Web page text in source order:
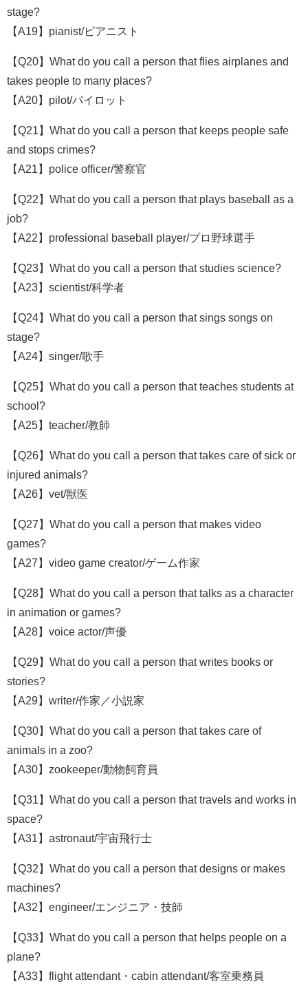
stage?
【A19】pianist/ピアニスト
【Q20】What do you call a person that flies airplanes and
takes people to many places?
【A20】pilot/パイロット
【Q21】What do you call a person that keeps people safe
and stops crimes?
【A21】police officer/警察官
【Q22】What do you call a person that plays baseball as a
job?
【A22】professional baseball player/プロ野球選手
【Q23】What do you call a person that studies science?
【A23】scientist/科学者
【Q24】What do you call a person that sings songs on
stage?
【A24】singer/歌手
【Q25】What do you call a person that teaches students at
school?
【A25】teacher/教師
【Q26】What do you call a person that takes care of sick or
injured animals?
【A26】vet/獣医
【Q27】What do you call a person that makes video
games?
【A27】video game creator/ゲーム作家
【Q28】What do you call a person that talks as a character
in animation or games?
【A28】voice actor/声優
【Q29】What do you call a person that writes books or
stories?
【A29】writer/作家／小説家
【Q30】What do you call a person that takes care of
animals in a zoo?
【A30】zookeeper/動物飼育員
【Q31】What do you call a person that travels and works in
space?
【A31】astronaut/宇宙飛行士
【Q32】What do you call a person that designs or makes
machines?
【A32】engineer/エンジニア・技師
【Q33】What do you call a person that helps people on a
plane?
【A33】flight attendant・cabin attendant/客室乗務員